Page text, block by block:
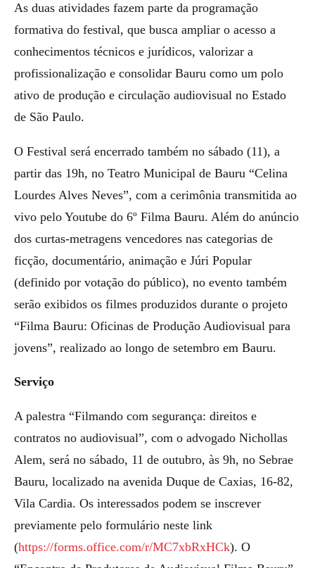
As duas atividades fazem parte da programação
formativa do festival, que busca ampliar o acesso a
conhecimentos técnicos e jurídicos, valorizar a
profissionalização e consolidar Bauru como um polo
ativo de produção e circulação audiovisual no Estado
de São Paulo.
O Festival será encerrado também no sábado (11), a
partir das 19h, no Teatro Municipal de Bauru “Celina
Lourdes Alves Neves”, com a cerimônia transmitida ao
vivo pelo Youtube do 6º Filma Bauru. Além do anúncio
dos curtas-metragens vencedores nas categorias de
ficção, documentário, animação e Júri Popular
(definido por votação do público), no evento também
serão exibidos os filmes produzidos durante o projeto
“Filma Bauru: Oficinas de Produção Audiovisual para
jovens”, realizado ao longo de setembro em Bauru.
Serviço
A palestra “Filmando com segurança: direitos e
contratos no audiovisual”, com o advogado Nichollas
Alem, será no sábado, 11 de outubro, às 9h, no Sebrae
Bauru, localizado na avenida Duque de Caxias, 16-82,
Vila Cardia. Os interessados podem se inscrever
previamente pelo formulário neste link
(https://forms.office.com/r/MC7xbRxHCk). O